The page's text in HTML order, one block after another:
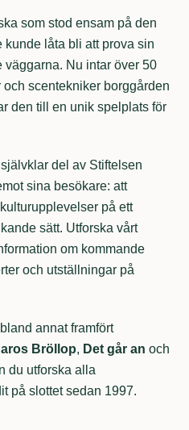
som stod ensam på den
kunde låta bli att prova sin
väggarna. Nu intar över 50
scentekniker borggården
den till en unik spelplats för
del av Stiftelsen
sina besökare: att
på ett
sätt. Utforska vårt
om kommande
och utställningar på
annat framfört
Bröllop, Det går an och
du utforska alla
på slottet sedan 1997.